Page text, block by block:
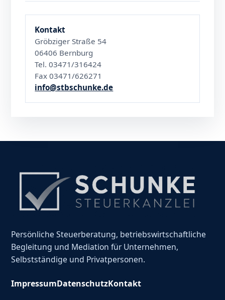
Kontakt
Gröbziger Straße 54
06406 Bernburg
Tel. 03471/316424
Fax 03471/626271
info@stbschunke.de
Persönliche Steuerberatung, betriebswirtschaftliche
Begleitung und Mediation für Unternehmen,
Selbstständige und Privatpersonen.
ImpressumDatenschutzKontakt